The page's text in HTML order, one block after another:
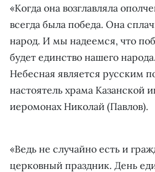
«Когда она возглавляла
всегда была победа. Она
народ. И мы надеемся, что
будет единство нашего
Небесная является русским
настоятель храма Казанской
иеромонах Николай (Павлов).
«Ведь не случайно есть и
церковный праздник. День